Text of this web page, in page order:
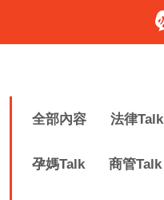
全部內容 法律Talk
孕媽Talk 商管Talk